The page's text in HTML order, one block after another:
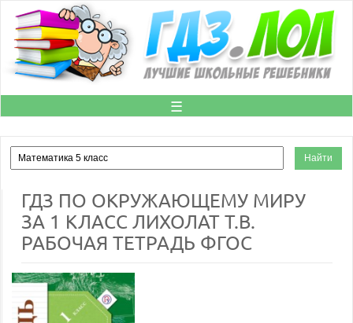
☰
ГДЗ ПО ОКРУЖАЮЩЕМУ МИРУ
ЗА 1 КЛАСС ЛИХОЛАТ Т.В.
РАБОЧАЯ ТЕТРАДЬ ФГОС